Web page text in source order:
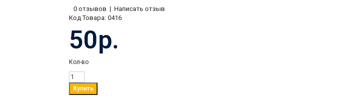
0 отзывов | Написать отзыв
Код Товара: 0416
50р.
Кол-во